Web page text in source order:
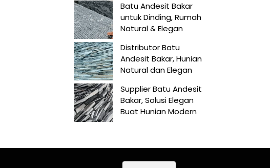
Batu Andesit Bakar
untuk Dinding, Rumah
Natural & Elegan
Distributor Batu
Andesit Bakar, Hunian
Natural dan Elegan
Supplier Batu Andesit
Bakar, Solusi Elegan
Buat Hunian Modern